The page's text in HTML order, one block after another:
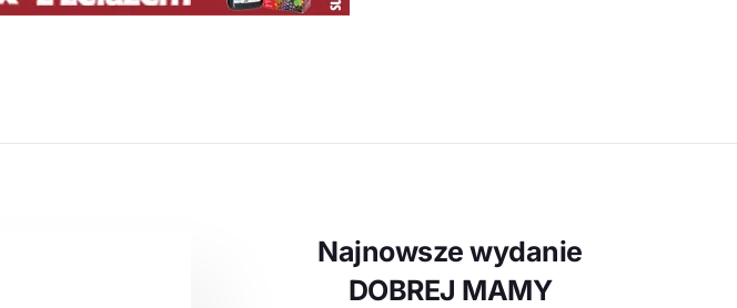
Najnowsze wydanie
DOBREJ MAMY